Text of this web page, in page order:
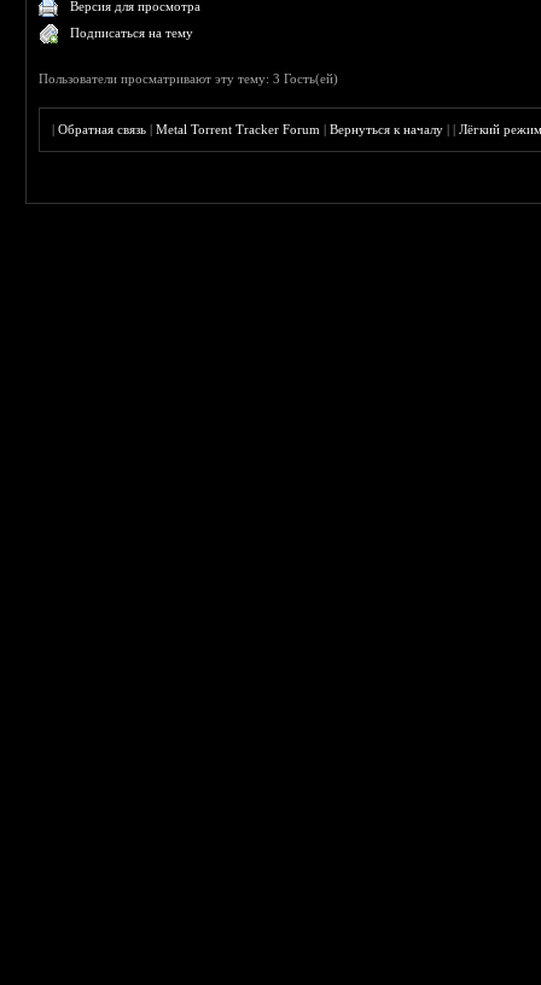
Версия для просмотра
Подписаться на тему
Пользователи просматривают эту тему: 3 Гость(ей)
|Обратная связь |Metal Torrent Tracker Forum |Вернуться к началу ||Лёгкий